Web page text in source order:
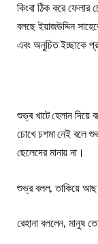
কিংবা ঠিক করে ফেলার
বলছে ইয়াজউদ্দিন
এবং অনুচিত ইচ্ছাকে
শুভ্ৰ খাটে হেলান
চোখে চশমা নেই বলে
ছেলেদের মানায় না।
শুভ্র বলল, তাকিয়ে আছ
রেহানা বললেন, মানুষ